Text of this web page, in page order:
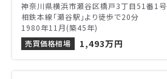
神奈川県横浜市瀬谷区橋戸3丁目51番1号
相鉄本線「瀬谷駅」より徒歩で20分
1980年11月(築45年)
売買価格相場
1,493万円